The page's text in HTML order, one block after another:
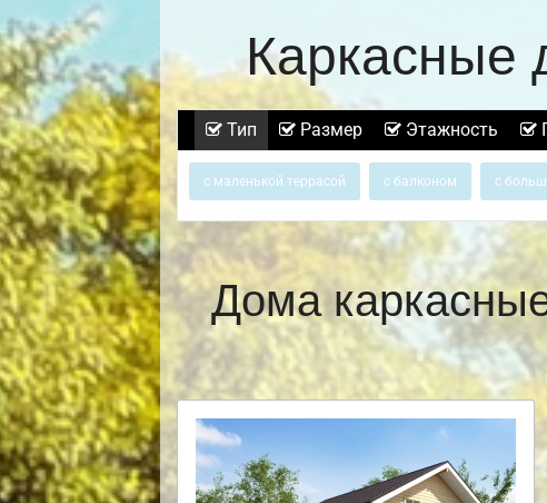
Каркасные
Тип Размер Этажность
с маленькой террасой с балконом с
Дома